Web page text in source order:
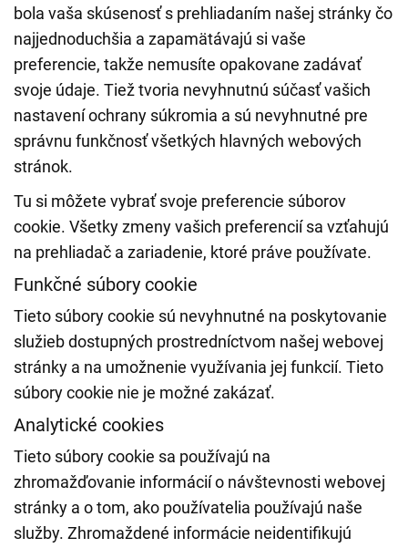
bola vaša skúsenosť s prehliadaním našej stránky čo
najjednoduchšia a zapamätávajú si vaše
preferencie, takže nemusíte opakovane zadávať
svoje údaje. Tiež tvoria nevyhnutnú súčasť vašich
nastavení ochrany súkromia a sú nevyhnutné pre
správnu funkčnosť všetkých hlavných webových
stránok.
Tu si môžete vybrať svoje preferencie súborov
cookie. Všetky zmeny vašich preferencií sa vzťahujú
na prehliadač a zariadenie, ktoré práve používate.
Funkčné súbory cookie
Tieto súbory cookie sú nevyhnutné na poskytovanie
služieb dostupných prostredníctvom našej webovej
stránky a na umožnenie využívania jej funkcií. Tieto
súbory cookie nie je možné zakázať.
Analytické cookies
Tieto súbory cookie sa používajú na
zhromažďovanie informácií o návštevnosti webovej
stránky a o tom, ako používatelia používajú naše
služby. Zhromaždené informácie neidentifikujú